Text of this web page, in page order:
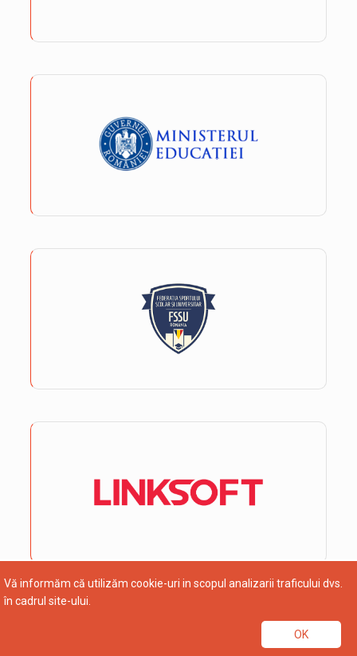
Vă informăm că utilizăm cookie-uri in scopul analizarii traficului dvs.
în cadrul site-ului.
OK